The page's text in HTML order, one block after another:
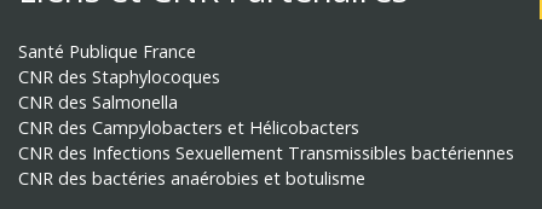
Santé Publique France
CNR des Staphylocoques
CNR des Salmonella
CNR des Campylobacters et Hélicobacters
CNR des Infections Sexuellement Transmissibles bactériennes
CNR des bactéries anaérobies et botulisme